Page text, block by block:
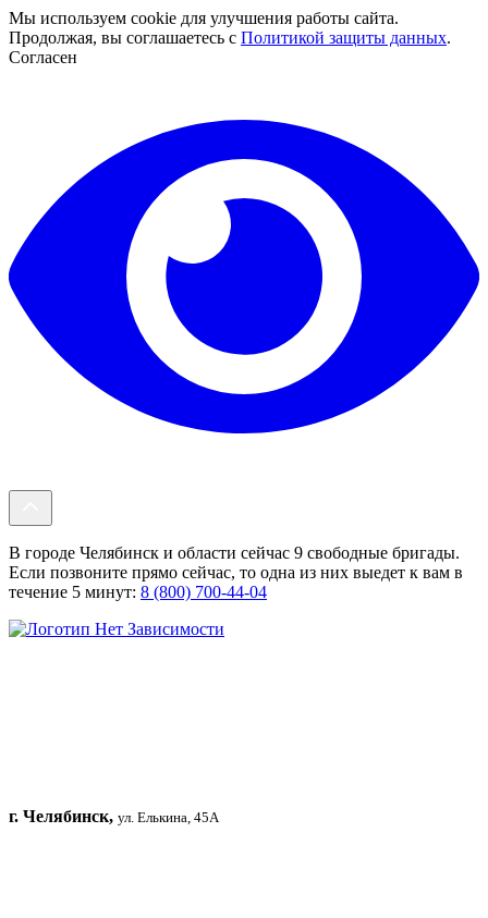
Мы используем cookie для улучшения работы сайта.
Продолжая, вы соглашаетесь с Политикой защиты данных.
Согласен
В городе Челябинск и области сейчас 9 свободные бригады.
Если позвоните прямо сейчас, то одна из них выедет к вам в
течение 5 минут: 8 (800) 700-44-04
г. Челябинск, ул. Елькина, 45А